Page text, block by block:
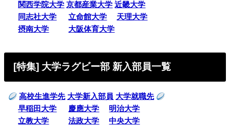
関西学院大学 京都産業大学 近畿大学
同志社大学
立命館大学
天理大学
摂南大学
大阪体育大学
[特集] 大学ラグビー部 新入部員一覧
高校生進学先 大学新入部員 大学就職先
早稲田大学
慶應大学
明治大学
立教大学
法政大学
中央大学